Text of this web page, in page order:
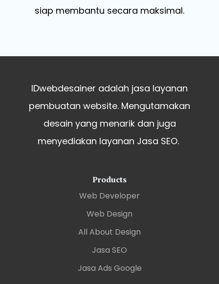
siap membantu secara maksimal.
IDwebdesainer adalah jasa layanan
pembuatan website. Mengutamakan
desain yang menarik dan juga
menyediakan layanan Jasa SEO.
Products
Web Developer
Web Design
All About Design
Jasa SEO
Jasa Ads Google